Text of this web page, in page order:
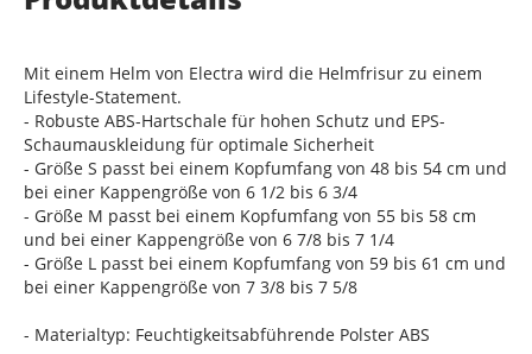
Mit einem Helm von Electra wird die Helmfrisur zu einem
Lifestyle-Statement.
- Robuste ABS-Hartschale für hohen Schutz und EPS-
Schaumauskleidung für optimale Sicherheit
- Größe S passt bei einem Kopfumfang von 48 bis 54 cm und
bei einer Kappengröße von 6 1/2 bis 6 3/4
- Größe M passt bei einem Kopfumfang von 55 bis 58 cm
und bei einer Kappengröße von 6 7/8 bis 7 1/4
- Größe L passt bei einem Kopfumfang von 59 bis 61 cm und
bei einer Kappengröße von 7 3/8 bis 7 5/8
- Materialtyp: Feuchtigkeitsabführende Polster ABS